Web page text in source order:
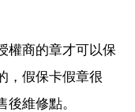
權商的章才可以保
，假保卡假章很
維修點。